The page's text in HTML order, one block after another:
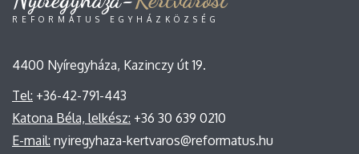
REFORMÁTUS EGYHÁZKÖZSÉG
4400 Nyíregyháza, Kazinczy út 19.
Tel: +36-42-791-443
Katona Béla, lelkész: +36 30 639 0210
E-mail: nyiregyhaza-kertvaros@reformatus.hu